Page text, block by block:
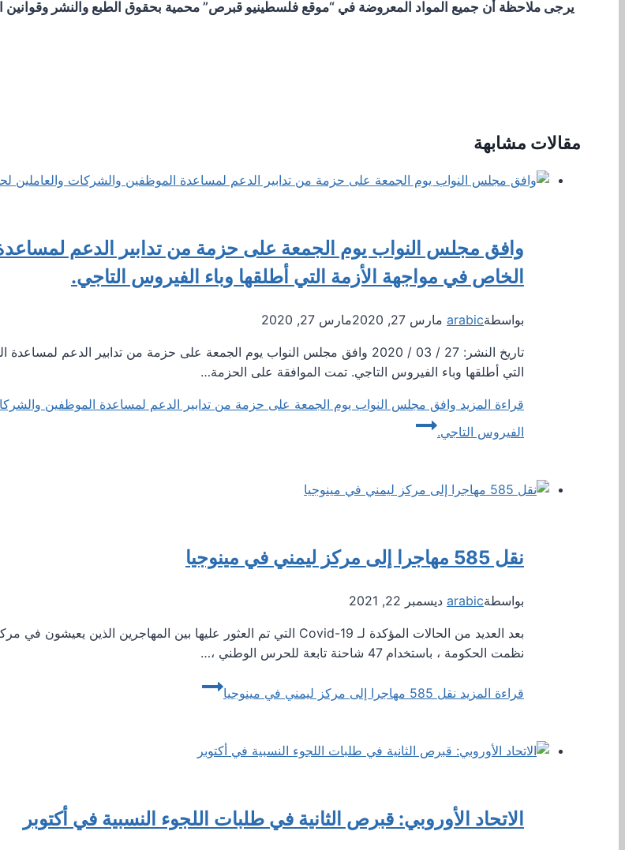
يرجى ملاحظة أن جميع المواد المعروضة في “موقع فلسطينيو قبرص” محمية بحقوق الطبع والنشر وقوانين
مقالات مشابهة
وافق مجلس النواب يوم الجمعة على حزمة من تدابير الدعم
الخاص في مواجهة الأزمة التي أطلقها وباء الفيروس التاجي.
بواسطةarabic مارس 27, 2020 مارس 27, 2020
تاريخ النشر: 27 / 03 / 2020 وافق مجلس النواب يوم الجمعة على حزمة من تدابير
التي أطلقها وباء الفيروس التاجي. تمت الموافقة على الحزمة…
قراءة المزيد وافق مجلس النواب يوم الجمعة على حزمة من تدابير الدعم لمساعدة الموظفين
الفيروس التاجي.
نقل 585 مهاجرا إلى مركز ليمني في مينوجيا
بواسطةarabic ديسمبر 22, 2021
نظمت الحكومة ، باستخدام 47 شاحنة تابعة للحرس الوطني ،…
قراءة المزيد نقل 585 مهاجرا إلى مركز ليمني في مينوجيا
الاتحاد الأوروبي: قبرص الثانية في طلبات اللجوء النسبية في أكتوبر